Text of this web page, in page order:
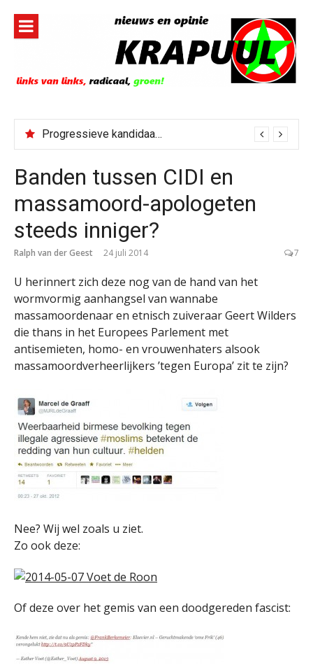
inhoud
Progressieve kandidaat El-Sayed senaatskandidaat Michigan
Banden tussen CIDI en
massamoord-apologeten
steeds inniger?
Ralph van der Geest 24 juli 2014 7
U herinnert zich deze nog van de hand van het
wormvormig aanhangsel van wannabe
massamoordenaar en etnisch zuiveraar Geert Wilders
die thans in het Europees Parlement met
antisemieten, homo- en vrouwenhaters alsook
massamoordverheerlijkers ’tegen Europa’ zit te zijn?
Nee? Wij wel zoals u ziet.
Zo ook deze:
Of deze over het gemis van een doodgereden fascist: